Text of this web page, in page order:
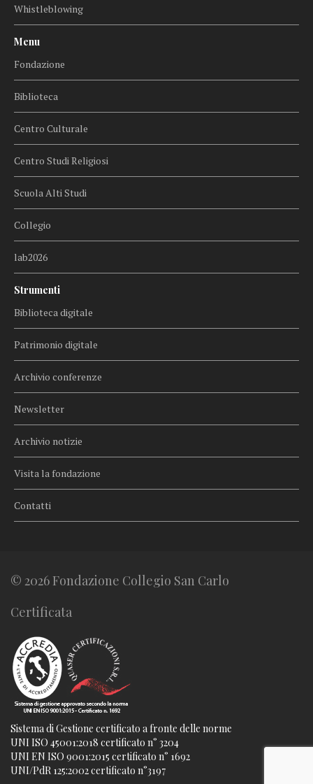
Whistleblowing
Menu
Fondazione
Biblioteca
Centro Culturale
Centro Studi Religiosi
Scuola Alti Studi
Collegio
lab2026
Strumenti
Biblioteca digitale
Patrimonio digitale
Archivio conferenze
Newsletter
Archivio notizie
Visita la fondazione
Contatti
© 2026 Fondazione Collegio San Carlo
Certificata
Sistema di Gestione certificato a fronte delle norme
UNI ISO 45001:2018 certificato n° 3204
UNI EN ISO 9001:2015 certificato n° 1692
UNI/PdR 125:2002 certificato n°3197